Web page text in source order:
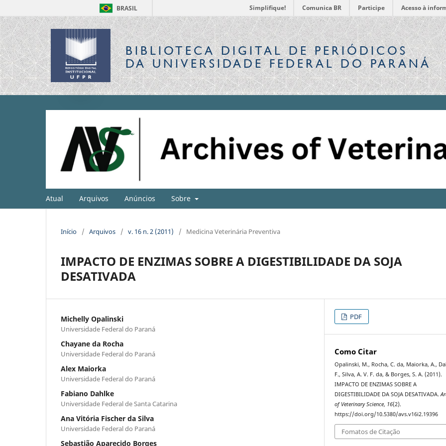
BRASIL Simplifique! Comunica BR Participe Acesso à
BIBLIOTECA DIGITALDE PERIÓDICOS
DA UNIVERSIDADE FEDERAL DO PARANÁ
Atual Arquivos Anúncios Sobre
Início / Arquivos / v. 16 n. 2 (2011) / Medicina Veterinária Preventiva
IMPACTO DE ENZIMAS SOBRE A DIGESTIBILIDADE DA SOJA
DESATIVADA
Michelly Opalinski
Universidade Federal do Paraná
Chayane da Rocha
Universidade Federal do Paraná
Alex Maiorka
Universidade Federal do Paraná
Fabiano Dahlke
Universidade Federal de Santa Catarina
Ana Vitória Fischer da Silva
Universidade Federal do Paraná
Sebastião Aparecido Borges
PDF
Como Citar
Opalinski, M., Rocha, C. da, Maiorka, A.,
F., Silva, A. V. F. da, & Borges, S. A. (2011).
IMPACTO DE ENZIMAS SOBRE A
DIGESTIBILIDADE DA SOJA DESATIVADA.
of Veterinary Science, 16(2).
https://doi.org/10.5380/avs.v16i2.19396
Fomatos de Citação